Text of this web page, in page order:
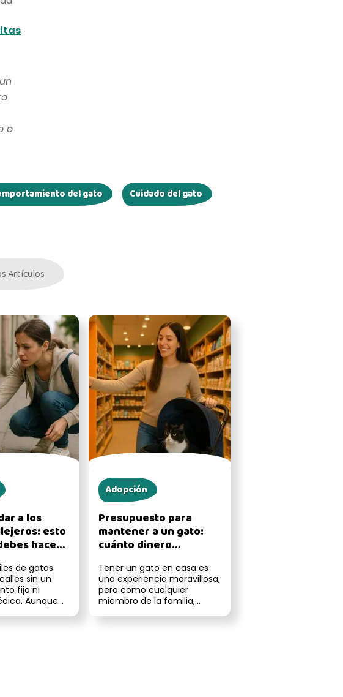
o
del gato
Cuidado del gato
Artículos
a los
esto
hacer,
de gatos
sin un
fijo ni
Aunque
Adopción
Presupuesto para
mantener a un gato:
cuánto dinero
una buena vida
Tener un gato en casa es
una experiencia maravillosa,
pero como cualquier
miembro de la familia,